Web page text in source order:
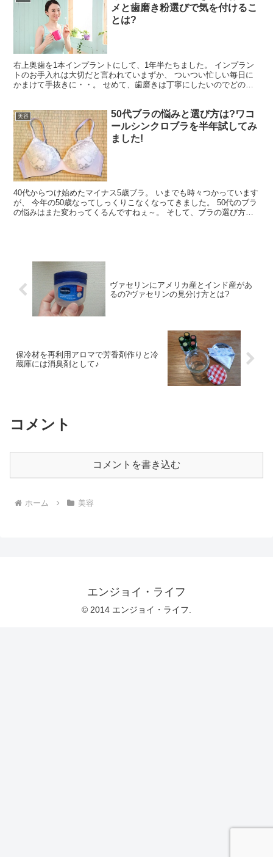
メと歯磨き粉選びで気を付けるこ
とは?
右上奥歯を1本インプラントにして、1年半たちました。 インプラン
トのお手入れは大切だと言われていまずか、 ついつい忙しい毎日に
かまけて手抜きに・・。 せめて、歯磨きは丁寧にしたいのでどの歯
美容
50代ブラの悩みと選び方は?ワコ
ールシンクロブラを半年試してみ
ました!
40代からつけ始めたマイナス5歳ブラ。 いまでも時々つかっています
が、 今年の50歳なってしっくりこなくなってきました。 50代のブラ
の悩みはまた変わってくるんですねぇ～。 そして、ブラの選び方に
ヴァセリンにアメリカ産とインド産があ
るの?ヴァセリンの見分け方とは?
保冷材を再利用アロマで芳香剤作りと冷
蔵庫には消臭剤として♪
コメント
コメントを書き込む
ホーム 美容
エンジョイ・ライフ
© 2014 エンジョイ・ライフ.